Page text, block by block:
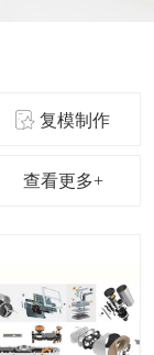
复模制作
查看更多+